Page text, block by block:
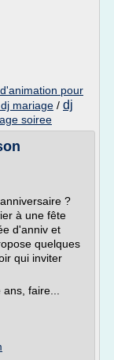
pour
mariage / dj
soiree
?
à une fête
d'anniv et
quelques
qui inviter
faire...